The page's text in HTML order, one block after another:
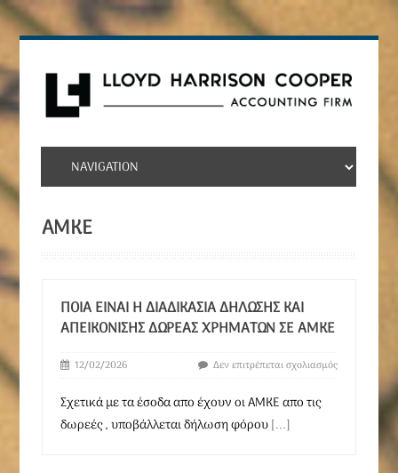
ΑΜΚΕ
ΠΟΙΑ ΕΊΝΑΙ Η ΔΙΑΔΙΚΑΣΊΑ ΔΉΛΩΣΗΣ ΚΑΙ
ΑΠΕΙΚΌΝΙΣΗΣ ΔΩΡΕΆΣ ΧΡΗΜΆΤΩΝ ΣΕ ΑΜΚΕ
12/02/2026 Δεν επιτρέπεται σχολιασμός
Σχετικά με τα έσοδα απο έχουν οι ΑΜΚΕ απο τις
δωρεές , υποβάλλεται δήλωση φόρου[...]